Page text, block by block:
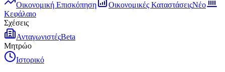
Οικονομική Επισκόπηση
Οικονομικές ΚαταστάσειςΝέο
Κεφάλαιο
Σχέσεις
ΑνταγωνιστέςBeta
Μητρώο
Ιστορικό